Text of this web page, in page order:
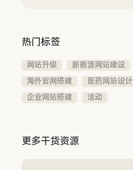
热门标签
网站升级
新能源网站建设
海外官网搭建
医药网站设计
企业网站搭建
活动
更多干货资源